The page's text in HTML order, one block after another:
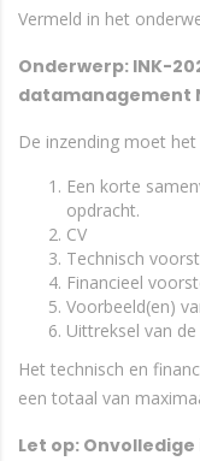
Vermeld in het
Onderwerp: INK-
datamanagement
De inzending moet
Een korte
opdracht.
CV
Technisch
Financieel
Voorbeeld(en)
Uittreksel van
Het technisch en
een totaal van
Let op: